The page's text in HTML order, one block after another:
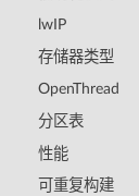
lwIP
存储器类型
OpenThread
分区表
性能
可重复构建